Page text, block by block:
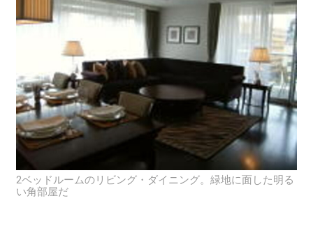
2ベッドルームのリビング・ダイニング。緑地に面した明る
い角部屋だ